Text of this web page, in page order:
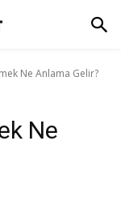
Ne Anlama Gelir?
Ne